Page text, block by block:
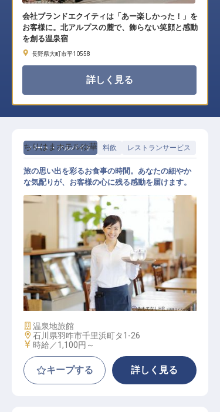
会社ブランドエクイティは「あー楽しかった！」を
お客様に。北アルプスの麓で、飾らない笑顔と感動
を創る温泉宿
長野県大町市平10558
詳しく見る
パート・アルバイト 料飲 レストランサービス
レストランサービス
ちりはまホテルゆ華
旅の思い出を彩るお食事の時間。あなたの細やか
な気配りが、お客様の心に残る感動を届けます。
施設業態
温泉地旅館
勤務地
石川県羽咋市千里浜町タ1-26
給与
時給／1,100円～
キープする 詳しく見る